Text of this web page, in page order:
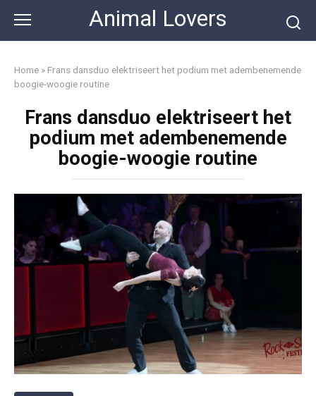
content
Animal Lovers
Home » Frans dansduo elektriseert het podium met adembenemende
boogie-woogie routine
Frans dansduo elektriseert het
podium met adembenemende
boogie-woogie routine